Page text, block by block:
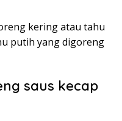
kering atau tahu
putih yang digoreng
saus kecap